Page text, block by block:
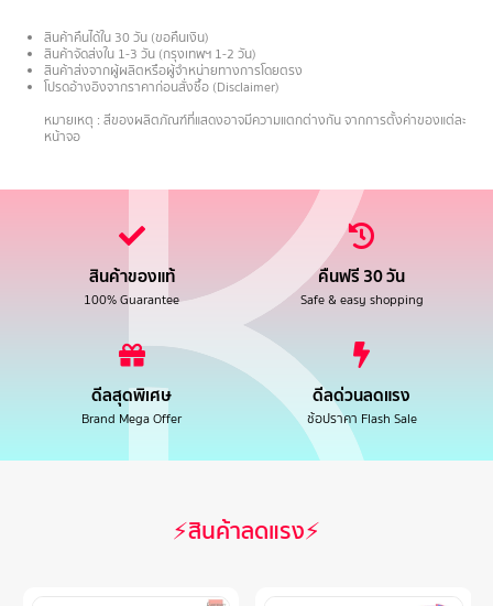
สินค้าคืนได้ใน 30 วัน (ขอคืนเงิน)
สินค้าจัดส่งใน 1-3 วัน (กรุงเทพฯ 1-2 วัน)
สินค้าส่งจากผู้ผลิตหรือผู้จำหน่ายทางการโดยตรง
โปรดอ้างอิงจากราคาก่อนสั่งซื้อ (Disclaimer)
หมายเหตุ : สีของผลิตภัณฑ์ที่แสดงอาจมีความแตกต่างกัน จากการตั้งค่าของแต่ละ
หน้าจอ
สินค้าของแท้
100% Guarantee
คืนฟรี 30 วัน
Safe & easy shopping
ดีลสุดพิเศษ
Brand Mega Offer
ดีลด่วนลดแรง
ช้อปราคา Flash Sale
⚡สินค้าลดแรง⚡